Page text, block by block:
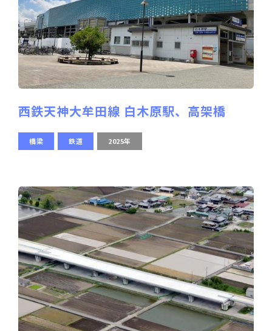
西鉄天神大牟田線 白木原駅、高架橋
橋梁 鉄道 2025年